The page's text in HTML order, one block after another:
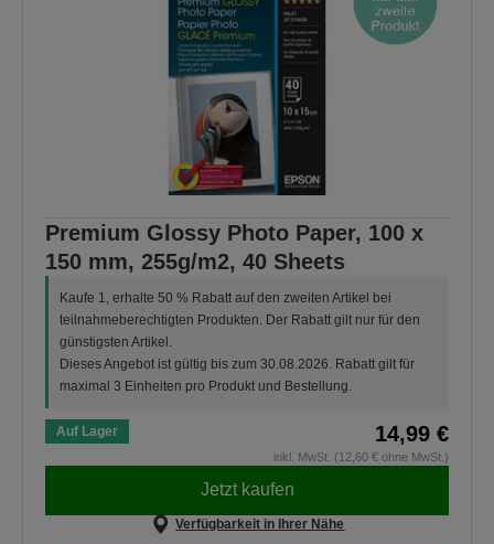
Premium Glossy Photo Paper, 100 x
150 mm, 255g/m2, 40 Sheets
Kaufe 1, erhalte 50 % Rabatt auf den zweiten Artikel bei
teilnahmeberechtigten Produkten. Der Rabatt gilt nur für den
günstigsten Artikel.
Dieses Angebot ist gültig bis zum 30.08.2026. Rabatt gilt für
maximal 3 Einheiten pro Produkt und Bestellung.
Auf Lager 14,99 €
inkl. MwSt. (12,60 € ohne MwSt.)
Jetzt kaufen
Verfügbarkeit in Ihrer Nähe